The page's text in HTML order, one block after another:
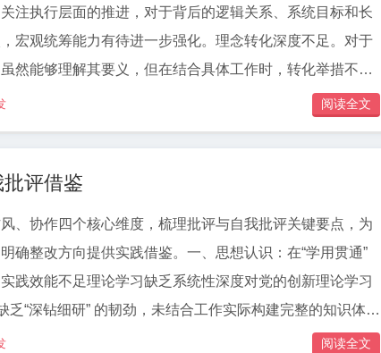
注执行层面的推进，对于背后的逻辑关系、系统目标和长
宏观统筹能力有待进一步强化。理念转化深度不足。对于
然能够理解其要义，但在结合具体工作时，转化举措不够
落地的力度也有提升空间。 （二）在学习研究与能力建设
密。学习成果未能充分体现到方案设计、问题研判和执行
阅读全文
批评借鉴
、协作四个核心维度，梳理批评与自我批评关键要点，为
确整改方向提供实践借鉴。一、思想认识：在“学用贯通”
践效能不足理论学习缺乏系统性深度对党的创新理论学习
乏“深钻细研” 的韧劲，未结合工作实际构建完整的知识体
来的工作变化，因对新理论、新政策理解不透彻，未能快
阅读全文